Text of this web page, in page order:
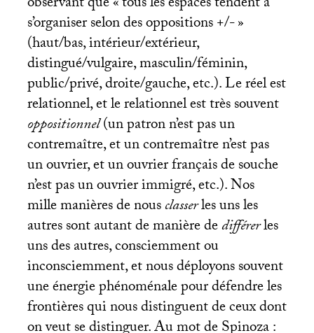
s’organiser selon des oppositions +/-»
(haut/bas, intérieur/extérieur,
distingué/vulgaire, masculin/féminin,
public/privé, droite/gauche, etc.). Le réel est
relationnel, et le relationnel est très souvent
oppositionnel(un patron n’est pas un
contremaître, et un contremaître n’est pas
un ouvrier, et un ouvrier français de souche
n’est pas un ouvrier immigré, etc.). Nos
mille manières de nousclasserles uns les
autres sont autant de manière dedifférerles
uns des autres, consciemment ou
inconsciemment, et nous déployons souvent
une énergie phénoménale pour défendre les
frontières qui nous distinguent de ceux dont